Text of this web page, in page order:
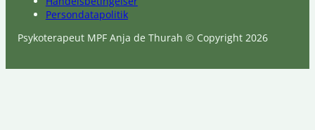
Persondatapolitik
Psykoterapeut MPF Anja de Thurah © Copyright 2026